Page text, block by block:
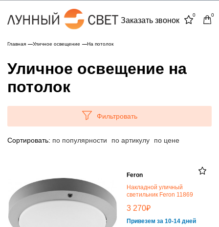
Заказать звонок
0 0
Главная Уличное освещение На потолок
Уличное освещение на
потолок
Фильтровать
Сортировать: по популярности по артикулу по цене
Feron
Накладной уличный
светильник Feron 11869
3 270₽
Привезем за 10-14 дней